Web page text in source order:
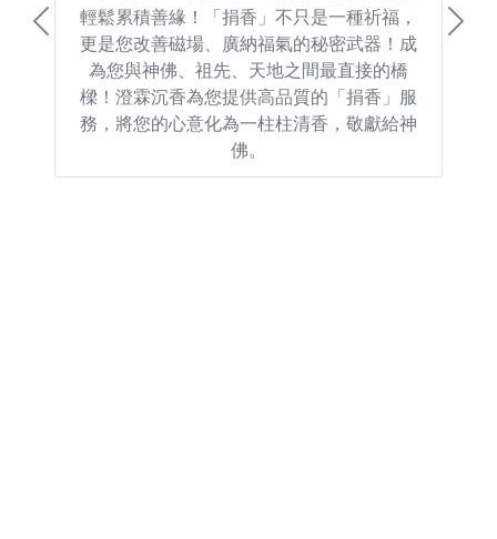
輕鬆累積善緣！「捐香」不只是一種祈福，
更是您改善磁場、廣納福氣的秘密武器！成
為您與神佛、祖先、天地之間最直接的橋
樑！澄霖沉香為您提供高品質的「捐香」服
務，將您的心意化為一柱柱清香，敬獻給神
佛。
Previous Next